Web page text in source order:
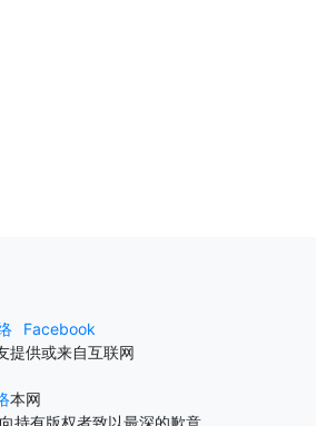
Facebook
提供或来自互联网
本网
持有版权者致以最深的歉意